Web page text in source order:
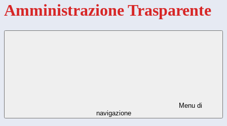
Amministrazione Trasparente
Menu di
navigazione